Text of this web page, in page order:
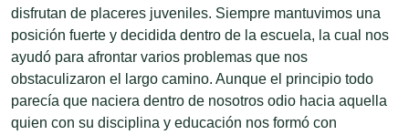
disfrutan de placeres juveniles. Siempre mantuvimos una
posición fuerte y decidida dentro de la escuela, la cual nos
ayudó para afrontar varios problemas que nos
obstaculizaron el largo camino. Aunque el principio todo
parecía que naciera dentro de nosotros odio hacia aquella
quien con su disciplina y educación nos formó con